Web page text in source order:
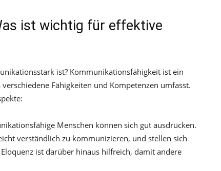
ist wichtig für effektive
ist? Kommunikationsfähigkeit ist ein
Fähigkeiten und Kompetenzen umfasst.
Menschen können sich gut ausdrücken.
verständlich zu kommunizieren, und stellen sich
ist darüber hinaus hilfreich, damit andere